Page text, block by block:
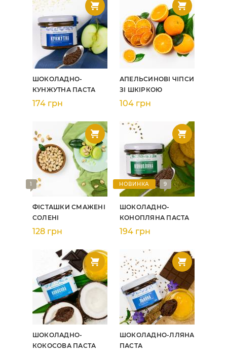
ШОКОЛАДНО-
КУНЖУТНА ПАСТА
174 грн
АПЕЛЬСИНОВІ ЧІПСИ
ЗІ ШКІРКОЮ
104 грн
1
ФІСТАШКИ СМАЖЕНІ
СОЛЕНІ
128 грн
НОВИНКА 9
ШОКОЛАДНО-
КОНОПЛЯНА ПАСТА
194 грн
ШОКОЛАДНО-
КОКОСОВА ПАСТА
ШОКОЛАДНО-ЛЛЯНА
ПАСТА